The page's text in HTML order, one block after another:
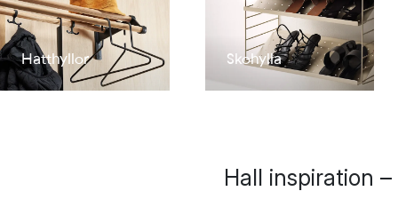
Hatthyllor Skohylla
Hall inspiration